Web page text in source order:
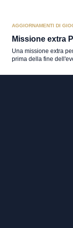
AGGIORNAMENTI DI
Missione extra
Una missione extra
prima della fine